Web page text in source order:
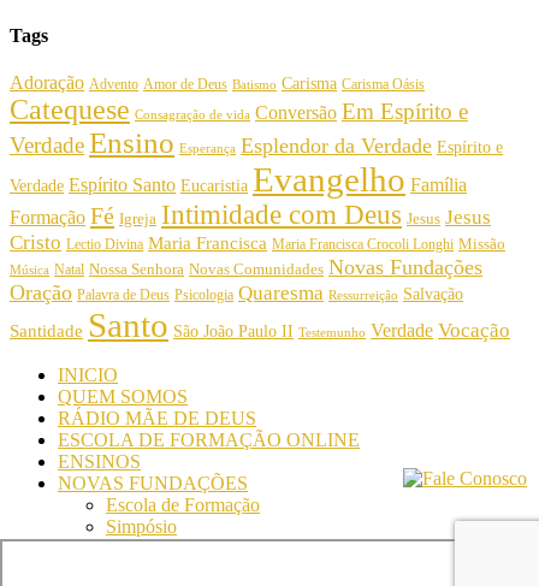
Tags
Adoração Advento Amor de Deus Batismo Carisma Carisma Oásis
Catequese Consagração de vida Conversão Em Espírito e
VerdadeEnsino Esperança Esplendor da Verdade Espírito e
Verdade Espírito Santo Eucaristia Evangelho Família
Formação Fé Igreja Intimidade com Deus Jesus Jesus
Cristo Lectio Divina Maria Francisca Maria Francisca Crocoli Longhi Missão
Música Natal Nossa Senhora Novas Comunidades Novas Fundações
Oração Palavra de Deus Psicologia Quaresma Ressurreição Salvação
Santidade Santo São João Paulo II Testemunho Verdade Vocação
INICIO
QUEM SOMOS
RÁDIO MÃE DE DEUS
ESCOLA DE FORMAÇÃO ONLINE
ENSINOS
NOVAS FUNDAÇÕES
Escola de Formação
Simpósio